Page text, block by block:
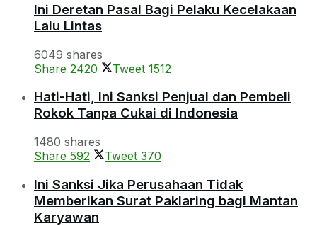
Ini Deretan Pasal Bagi Pelaku Kecelakaan
Lalu Lintas
6049 shares
Share 2420 Tweet 1512
Hati-Hati, Ini Sanksi Penjual dan Pembeli
Rokok Tanpa Cukai di Indonesia
1480 shares
Share 592 Tweet 370
Ini Sanksi Jika Perusahaan Tidak
Memberikan Surat Paklaring bagi Mantan
Karyawan